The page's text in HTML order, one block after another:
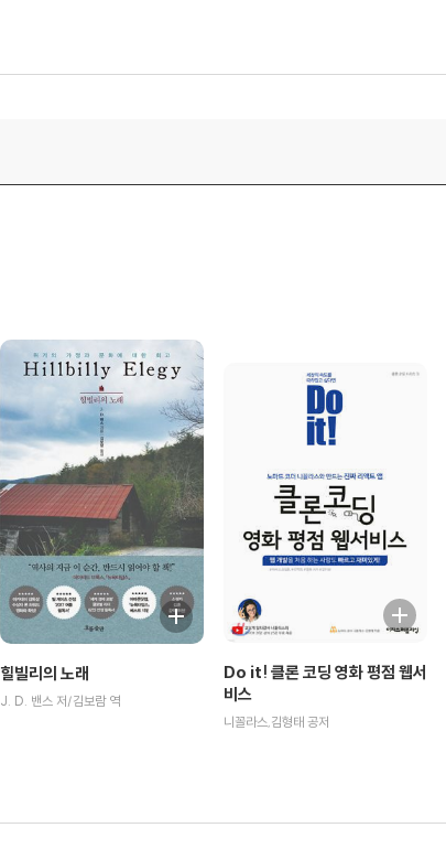
힐빌리의 노래
J. D. 밴스 저/김보람 역
Do it! 클론 코딩 영화 평점 웹서
비스
니꼴라스,김형태 공저